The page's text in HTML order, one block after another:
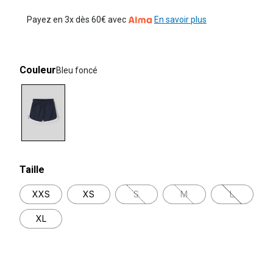
Payez en 3x dès 60€ avec En savoir plus
CouleurBleu foncé
Taille
XXS XS S M L
XL